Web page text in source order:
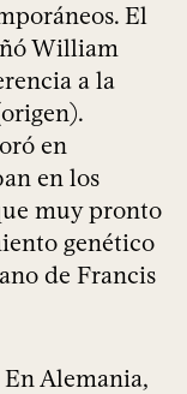
El
William
a la
en
en los
muy pronto
genético
de Francis
Alemania,